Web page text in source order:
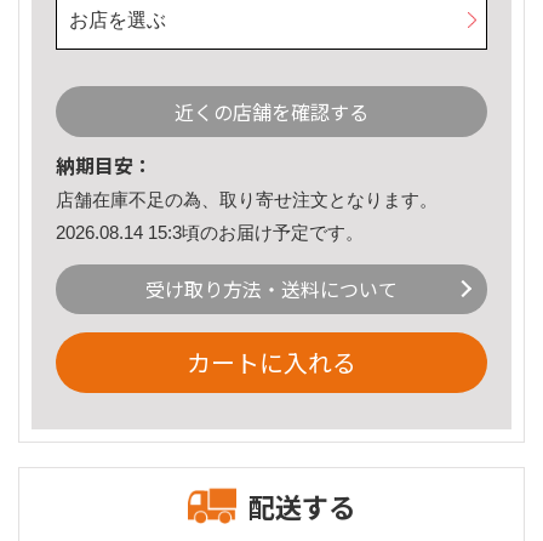
お店を選ぶ
近くの店舗を確認する
納期目安：
店舗在庫不足の為、取り寄せ注文となります。
2026.08.14 15:3頃のお届け予定です。
受け取り方法・送料について
カートに入れる
配送する